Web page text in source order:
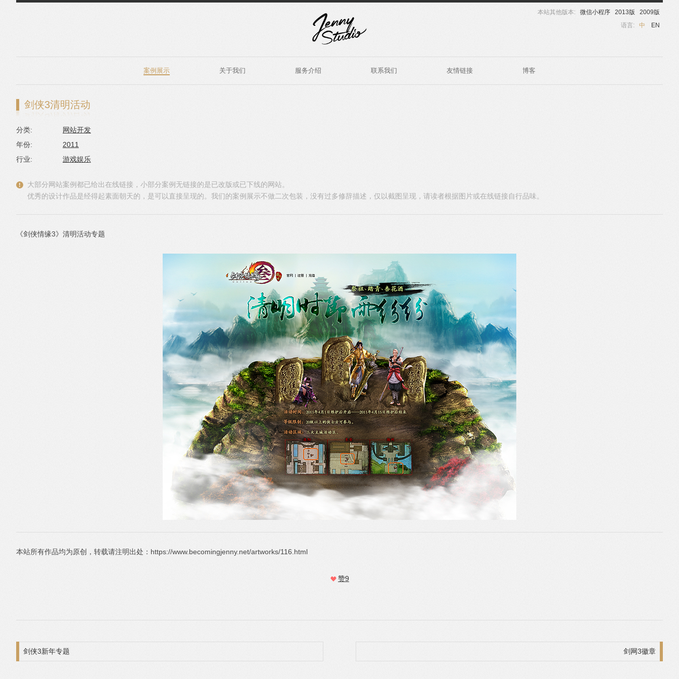
本站其他版本: 微信小程序 2013版
2009版
语言:
中 EN
案例展示 关于我们 服务介绍 联系我们 友情链接 博客
剑侠3清明活动
分类:
网站开发
年份:
2011
行业:
游戏娱乐
大部分网站案例都已给出在线链接，小部分案例无链接的是已改版或已下线的网站。
优秀的设计作品是经得起素面朝天的，是可以直接呈现的。我们的案例展示不做二次包装，没有过多修辞描述，仅以截图呈现，请读者根据图片或在线链接自行品味。
《剑侠情缘3》清明活动专题
本站所有作品均为原创，转载请注明出处：https://www.becomingjenny.net/artworks/116.html
赞9
文章导航
剑侠3新年专题 剑网3徽章